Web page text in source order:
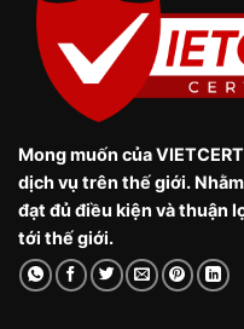
Mong muốn của
dịch vụ trên thế giới.
đạt đủ điều kiện và thuận
tới thế giới.